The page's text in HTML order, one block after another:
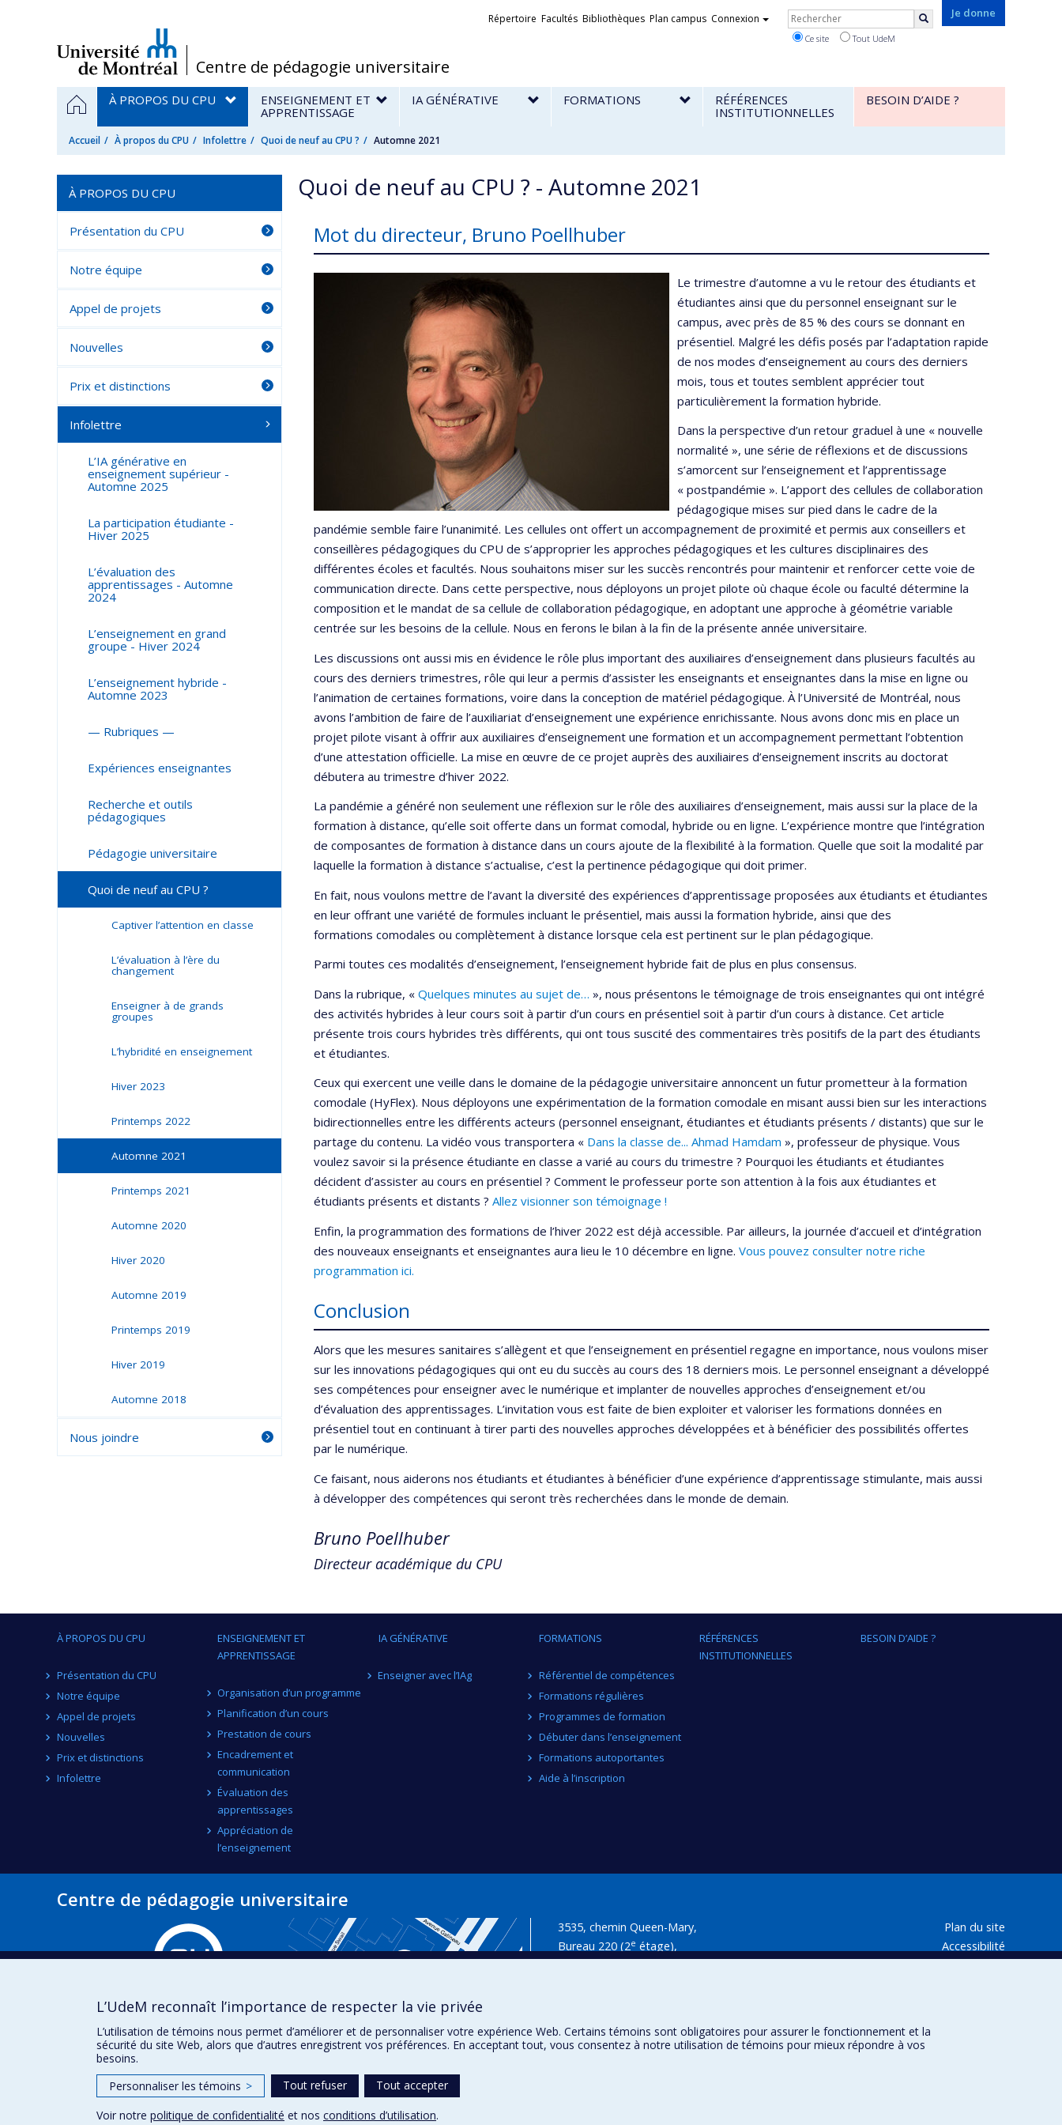
/
Centre de pédagogie universitaire
Je donne
Liens
Répertoire Facultés Bibliothèques Plan campus Connexion Rechercher
Ce site Tout UdeM
Navigation
principale
ACCUEIL
À PROPOS DU CPU
ENSEIGNEMENT ET
APPRENTISSAGE
IA GÉNÉRATIVE FORMATIONS
RÉFÉRENCES
INSTITUTIONNELLES
BESOIN D’AIDE ?
Accueil À propos du CPU Infolettre Quoi de neuf au CPU ? Automne 2021
Quoi de neuf au CPU ? - Automne 2021
Mot du directeur, Bruno Poellhuber
Le trimestre d’automne a vu le retour des étudiants et
étudiantes ainsi que du personnel enseignant sur le
campus, avec près de 85 % des cours se donnant en
présentiel. Malgré les défis posés par l’adaptation rapide
de nos modes d’enseignement au cours des derniers
mois, tous et toutes semblent apprécier tout
particulièrement la formation hybride.
Dans la perspective d’un retour graduel à une « nouvelle
normalité », une série de réflexions et de discussions
s’amorcent sur l’enseignement et l’apprentissage
« postpandémie ». L’apport des cellules de collaboration
pédagogique mises sur pied dans le cadre de la
pandémie semble faire l’unanimité. Les cellules ont offert un accompagnement de proximité et permis aux conseillers et
conseillères pédagogiques du CPU de s’approprier les approches pédagogiques et les cultures disciplinaires des
différentes écoles et facultés. Nous souhaitons miser sur les succès rencontrés pour maintenir et renforcer cette voie de
communication directe. Dans cette perspective, nous déployons un projet pilote où chaque école ou faculté détermine la
composition et le mandat de sa cellule de collaboration pédagogique, en adoptant une approche à géométrie variable
centrée sur les besoins de la cellule. Nous en ferons le bilan à la fin de la présente année universitaire.
Les discussions ont aussi mis en évidence le rôle plus important des auxiliaires d’enseignement dans plusieurs facultés au
cours des derniers trimestres, rôle qui leur a permis d’assister les enseignants et enseignantes dans la mise en ligne ou
l’animation de certaines formations, voire dans la conception de matériel pédagogique. À l’Université de Montréal, nous
avons l’ambition de faire de l’auxiliariat d’enseignement une expérience enrichissante. Nous avons donc mis en place un
projet pilote visant à offrir aux auxiliaires d’enseignement une formation et un accompagnement permettant l’obtention
d’une attestation officielle. La mise en œuvre de ce projet auprès des auxiliaires d’enseignement inscrits au doctorat
débutera au trimestre d’hiver 2022.
La pandémie a généré non seulement une réflexion sur le rôle des auxiliaires d’enseignement, mais aussi sur la place de la
formation à distance, qu’elle soit offerte dans un format comodal, hybride ou en ligne. L’expérience montre que l’intégration
de composantes de formation à distance dans un cours ajoute de la flexibilité à la formation. Quelle que soit la modalité par
laquelle la formation à distance s’actualise, c’est la pertinence pédagogique qui doit primer.
En fait, nous voulons mettre de l’avant la diversité des expériences d’apprentissage proposées aux étudiants et étudiantes
en leur offrant une variété de formules incluant le présentiel, mais aussi la formation hybride, ainsi que des
formations comodales ou complètement à distance lorsque cela est pertinent sur le plan pédagogique.
Parmi toutes ces modalités d’enseignement, l’enseignement hybride fait de plus en plus consensus.
Dans la rubrique, « Quelques minutes au sujet de… », nous présentons le témoignage de trois enseignantes qui ont intégré
des activités hybrides à leur cours soit à partir d’un cours en présentiel soit à partir d’un cours à distance. Cet article
présente trois cours hybrides très différents, qui ont tous suscité des commentaires très positifs de la part des étudiants
et étudiantes.
Ceux qui exercent une veille dans le domaine de la pédagogie universitaire annoncent un futur prometteur à la formation
comodale (HyFlex). Nous déployons une expérimentation de la formation comodale en misant aussi bien sur les interactions
bidirectionnelles entre les différents acteurs (personnel enseignant, étudiantes et étudiants présents / distants) que sur le
partage du contenu. La vidéo vous transportera « Dans la classe de... Ahmad Hamdam », professeur de physique. Vous
voulez savoir si la présence étudiante en classe a varié au cours du trimestre ? Pourquoi les étudiants et étudiantes
décident d’assister au cours en présentiel ? Comment le professeur porte son attention à la fois aux étudiantes et
étudiants présents et distants ? Allez visionner son témoignage !
Enfin, la programmation des formations de l’hiver 2022 est déjà accessible. Par ailleurs, la journée d’accueil et d’intégration
des nouveaux enseignants et enseignantes aura lieu le 10 décembre en ligne. Vous pouvez consulter notre riche
programmation ici.
Conclusion
Alors que les mesures sanitaires s’allègent et que l’enseignement en présentiel regagne en importance, nous voulons miser
sur les innovations pédagogiques qui ont eu du succès au cours des 18 derniers mois. Le personnel enseignant a développé
ses compétences pour enseigner avec le numérique et implanter de nouvelles approches d’enseignement et/ou
d’évaluation des apprentissages. L’invitation vous est faite de bien exploiter et valoriser les formations données en
présentiel tout en continuant à tirer parti des nouvelles approches développées et à bénéficier des possibilités offertes
par le numérique.
Ce faisant, nous aiderons nos étudiants et étudiantes à bénéficier d’une expérience d’apprentissage stimulante, mais aussi
à développer des compétences qui seront très recherchées dans le monde de demain.
Bruno Poellhuber
Directeur académique du CPU
À PROPOS DU CPU
Présentation du CPU
Notre équipe
Appel de projets
Nouvelles
Prix et distinctions
Infolettre
L’IA générative en
enseignement supérieur -
Automne 2025
La participation étudiante -
Hiver 2025
L’évaluation des
apprentissages - Automne
2024
L’enseignement en grand
groupe - Hiver 2024
L’enseignement hybride -
Automne 2023
— Rubriques —
Expériences enseignantes
Recherche et outils
pédagogiques
Pédagogie universitaire
Quoi de neuf au CPU ?
Captiver l’attention en classe
L’évaluation à l’ère du
changement
Enseigner à de grands
groupes
L’hybridité en enseignement
Hiver 2023
Printemps 2022
Automne 2021
Printemps 2021
Automne 2020
Hiver 2020
Automne 2019
Printemps 2019
Hiver 2019
Automne 2018
Nous joindre
À PROPOS DU CPU
Présentation du CPU
Notre équipe
Appel de projets
Nouvelles
Prix et distinctions
Infolettre
ENSEIGNEMENT ET
APPRENTISSAGE
Organisation d’un programme
Planification d’un cours
Prestation de cours
Encadrement et
communication
Évaluation des
apprentissages
Appréciation de
l’enseignement
IA GÉNÉRATIVE
Enseigner avec l’IAg
FORMATIONS
Référentiel de compétences
Formations régulières
Programmes de formation
Débuter dans l’enseignement
Formations autoportantes
Aide à l’inscription
RÉFÉRENCES
INSTITUTIONNELLES
BESOIN D’AIDE ?
Centre de pédagogie universitaire
Données cartographiques : © Google
3535, chemin Queen-Mary,
Bureau 220 (2e étage),
Plan du site
Accessibilité
Confidentialité Conditions d’utilisation Paramètres des témoins
L’UdeM reconnaît l’importance de respecter la vie privée
L’utilisation de témoins nous permet d’améliorer et de personnaliser votre expérience Web. Certains témoins sont obligatoires pour assurer le fonctionnement et la
sécurité du site Web, alors que d’autres enregistrent vos préférences. En acceptant tout, vous consentez à notre utilisation de témoins pour mieux répondre à vos
besoins.
Personnaliser les témoins > Tout refuser
Tout accepter
Voir notre politique de confidentialité et nos conditions d’utilisation.